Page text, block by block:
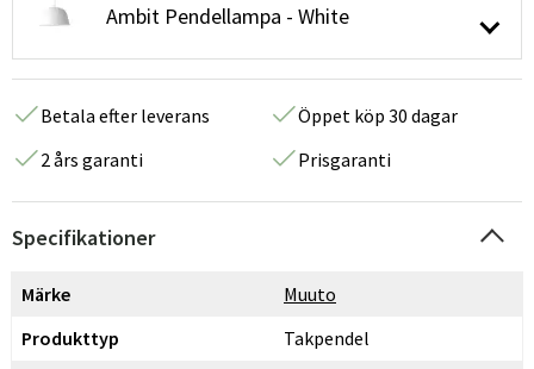
Ambit Pendellampa - White
Betala efter leverans
Öppet köp 30 dagar
2 års garanti
Prisgaranti
Specifikationer
Märke
Muuto
Produkttyp
Takpendel